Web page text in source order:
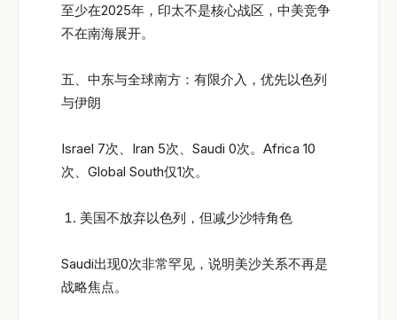
至少在2025年，印太不是核心战区，中美竞争
不在南海展开。
五、中东与全球南方：有限介入，优先以色列
与伊朗
Israel 7次、Iran 5次、Saudi 0次。Africa 10
次、Global South仅1次。
美国不放弃以色列，但减少沙特角色
Saudi出现0次非常罕见，说明美沙关系不再是
战略焦点。